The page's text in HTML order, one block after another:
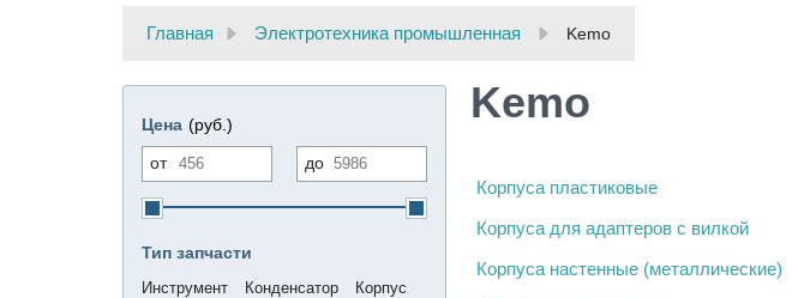
Главная Электротехника промышленная Kemo
Цена (руб.)
от
до
Тип запчасти
Инструмент Конденсатор
Корпус
Kemo
Корпуса пластиковые
Корпуса для адаптеров с вилкой
Корпуса настенные (металлические)